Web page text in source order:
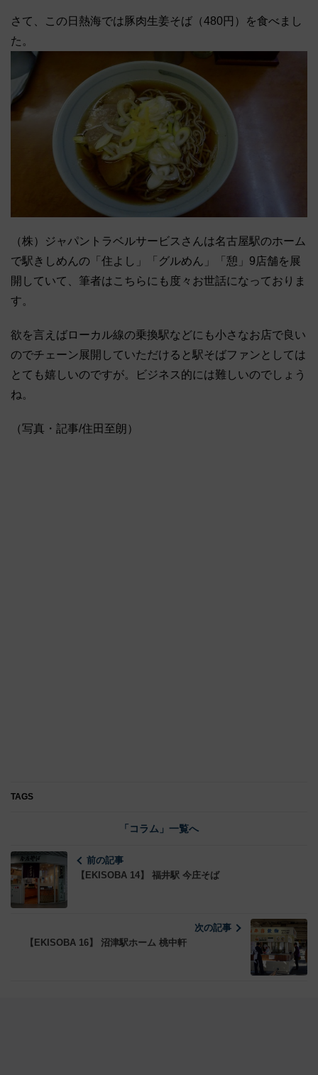
さて、この日熱海では豚肉生姜そば（480円）を食べまし
た。
（株）ジャパントラベルサービスさんは名古屋駅のホーム
で駅きしめんの「住よし」「グルめん」「憩」9店舗を展
開していて、筆者はこちらにも度々お世話になっておりま
す。
欲を言えばローカル線の乗換駅などにも小さなお店で良い
のでチェーン展開していただけると駅そばファンとしては
とても嬉しいのですが。ビジネス的には難しいのでしょう
ね。
（写真・記事/住田至朗）
TAGS
「コラム」一覧へ
前の記事
【EKISOBA 14】 福井駅 今庄そば
次の記事
【EKISOBA 16】 沼津駅ホーム 桃中軒